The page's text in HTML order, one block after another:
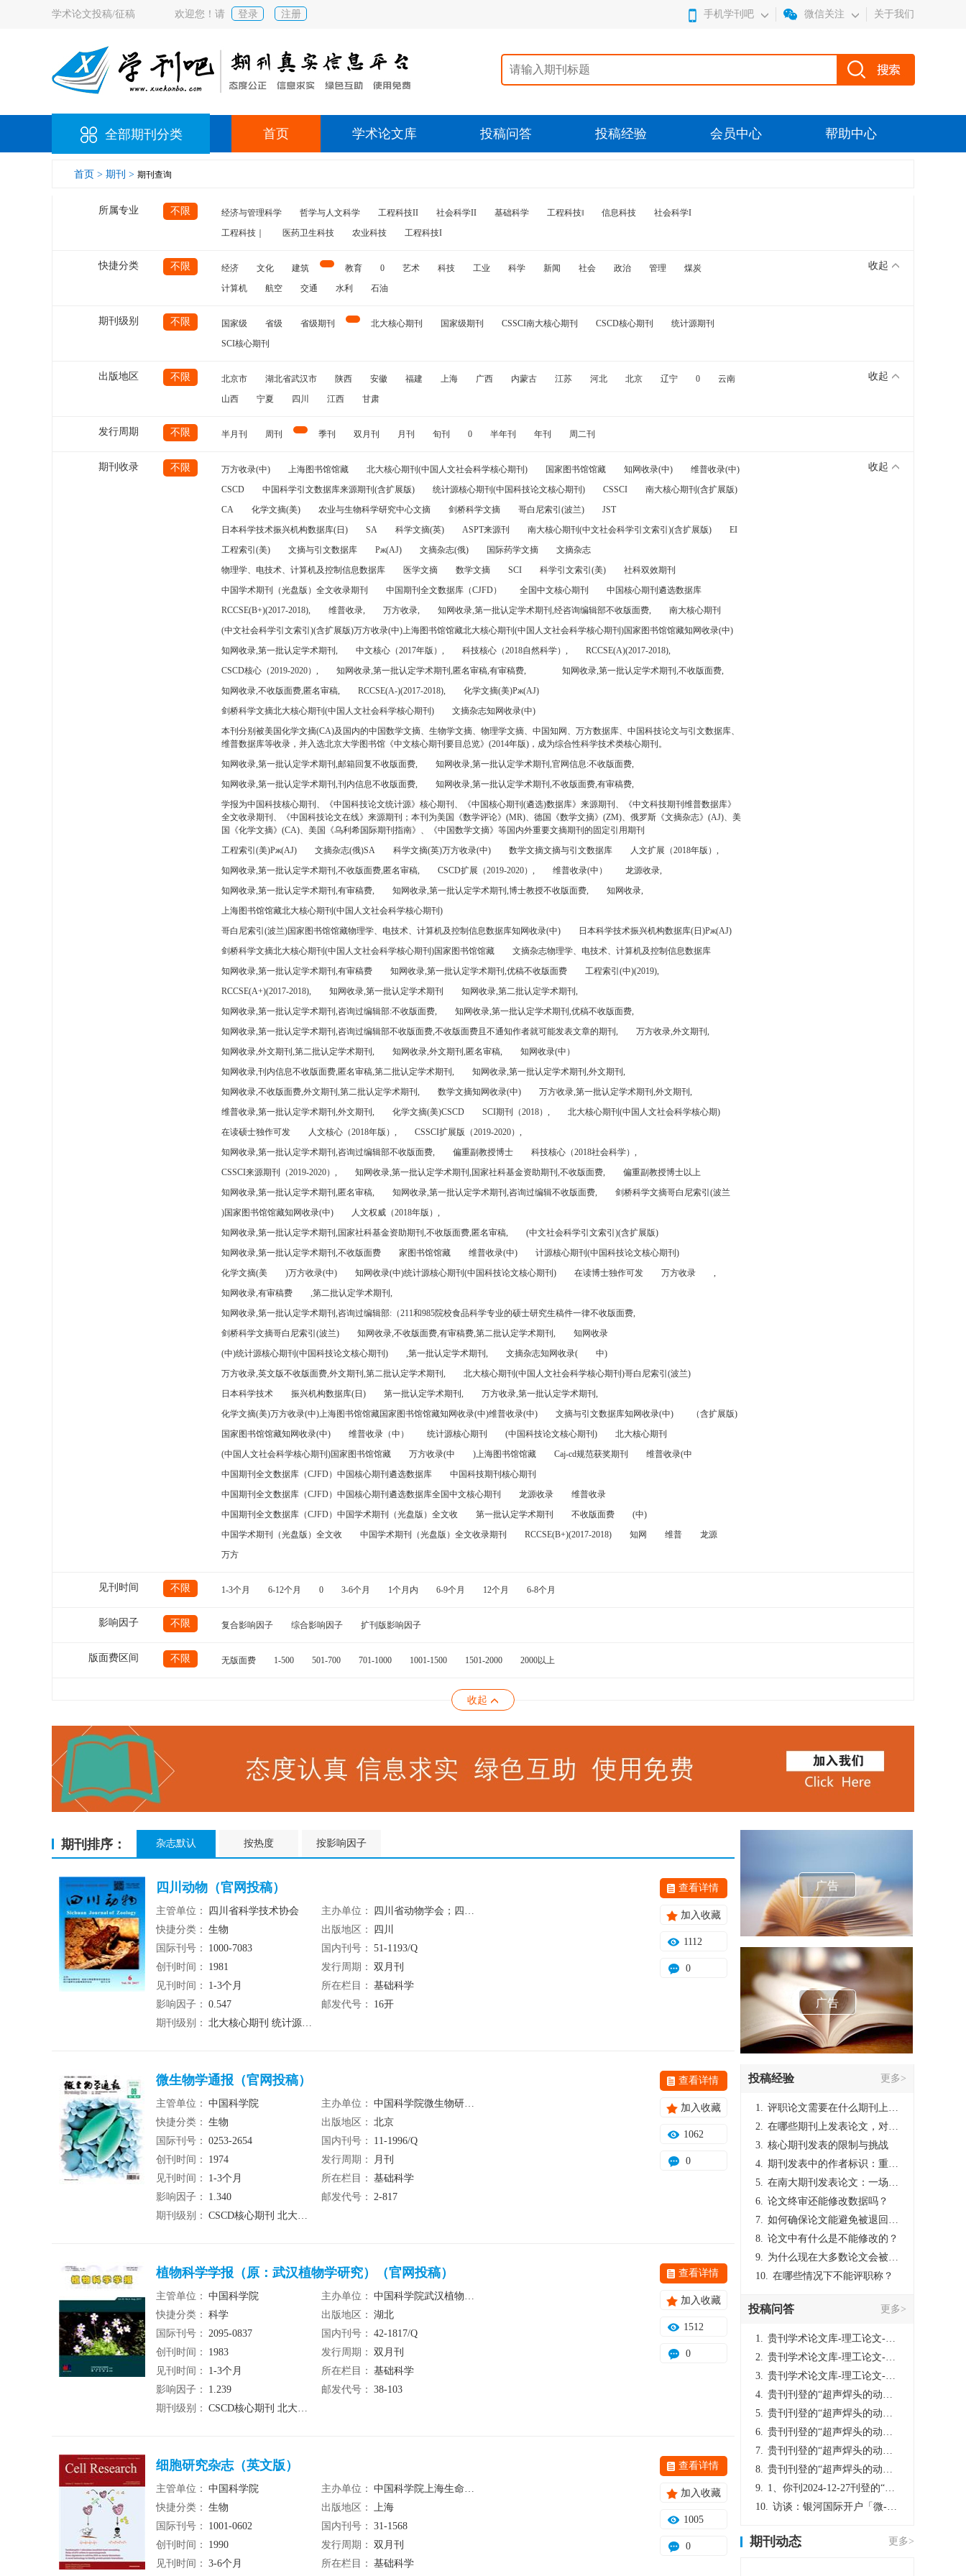
学术论文投稿/征稿 欢迎您！请 登录 注册 手机学刊吧 微信关注 关于我们
全部期刊分类 首页 学术论文库 投稿问答 投稿经验 会员中心 帮助中心
首页 > 期刊 > 期刊查询
所属专业 不限 经济与管理科学 哲学与人文科学 工程科技II 社会科学II 基础科学 工程科技‖ 信息科技
社会科学I
工程科技｜
医药卫生科技 农业科技 工程科技I
快捷分类 不限 经济 文化 建筑 教育 0 艺术 科技 工业 科学 新闻 社会 政治 管理
煤炭
计算机
航空 交通 水利 石油
收起
期刊级别 不限 国家级 省级 省级期刊 北大核心期刊 国家级期刊 CSSCI南大核心期刊 CSCD核心期刊
统计源期刊
SCI核心期刊
出版地区 不限 北京市 湖北省武汉市 陕西 安徽 福建 上海 广西 内蒙古 江苏 河北 北京 辽宁 0
云南
山西
宁夏 四川 江西 甘肃
收起
发行周期 不限 半月刊 周刊 季刊 双月刊 月刊 旬刊 0 半年刊 年刊 周二刊
期刊收录 不限 万方收录(中) 上海图书馆馆藏 北大核心期刊(中国人文社会科学核心期刊) 国家图书馆馆藏 知网收录(中)
维普收录(中)
CSCD
中国科学引文数据库来源期刊(含扩展版) 统计源核心期刊(中国科技论文核心期刊) CSSCI
南大核心期刊(含扩展版)
CA
化学文摘(美) 农业与生物科学研究中心文摘 剑桥科学文摘 哥白尼索引(波兰)
JST
日本科学技术振兴机构数据库(日)
SA 科学文摘(英) ASPT来源刊 南大核心期刊(中文社会科学引文索引)(含扩展版)
EI
工程索引(美)
文摘与引文数据库 Pж(AJ) 文摘杂志(俄) 国际药学文摘
文摘杂志
物理学、电技术、计算机及控制信息数据库
医学文摘 数学文摘 SCI 科学引文索引(美)
社科双效期刊
中国学术期刊（光盘版）全文收录期刊
中国期刊全文数据库（CJFD） 全国中文核心期刊
中国核心期刊遴选数据库
RCCSE(B+)(2017-2018),
维普收录, 万方收录, 知网收录,第一批认定学术期刊,经咨询编辑部不收版面费,
南大核心期刊
(中文社会科学引文索引)(含扩展版)万方收录(中)上海图书馆馆藏北大核心期刊(中国人文社会科学核心期刊)国家图书馆馆藏知网收录(中)
知网收录,第一批认定学术期刊,
中文核心（2017年版）, 科技核心（2018自然科学）,
RCCSE(A)(2017-2018),
CSCD核心（2019-2020）,
知网收录,第一批认定学术期刊,匿名审稿,有审稿费,
知网收录,第一批认定学术期刊,不收版面费,
知网收录,不收版面费,匿名审稿,
RCCSE(A-)(2017-2018),
化学文摘(美)Pж(AJ)
剑桥科学文摘北大核心期刊(中国人文社会科学核心期刊)
文摘杂志知网收录(中)
本刊分别被美国化学文摘(CA)及国内的中国数学文摘、生物学文摘、物理学文摘、中国知网、万方数据库、中国科技论文与引文数据库、
维普数据库等收录，并入选北京大学图书馆《中文核心期刊要目总览》(2014年版)，成为综合性科学技术类核心期刊。
知网收录,第一批认定学术期刊,邮箱回复不收版面费,
知网收录,第一批认定学术期刊,官网信息:不收版面费,
知网收录,第一批认定学术期刊,刊内信息不收版面费,
知网收录,第一批认定学术期刊,不收版面费,有审稿费,
学报为中国科技核心期刊、《中国科技论文统计源》核心期刊、《中国核心期刊(遴选)数据库》来源期刊、《中文科技期刊维普数据库》
全文收录期刊、《中国科技论文在线》来源期刊；本刊为美国《数学评论》(MR)、德国《数学文摘》(ZM)、俄罗斯《文摘杂志》(AJ)、美
国《化学文摘》(CA)、美国《乌利希国际期刊指南》、《中国数学文摘》等国内外重要文摘期刊的固定引用期刊
工程索引(美)Pж(AJ)
文摘杂志(俄)SA 科学文摘(英)万方收录(中) 数学文摘文摘与引文数据库
人文扩展（2018年版）,
知网收录,第一批认定学术期刊,不收版面费,匿名审稿,
CSCD扩展（2019-2020）, 维普收录(中）
龙源收录,
知网收录,第一批认定学术期刊,有审稿费,
知网收录,第一批认定学术期刊,博士教授不收版面费,
知网收录,
上海图书馆馆藏北大核心期刊(中国人文社会科学核心期刊)
哥白尼索引(波兰)国家图书馆馆藏物理学、电技术、计算机及控制信息数据库知网收录(中)
日本科学技术振兴机构数据库(日)Pж(AJ)
剑桥科学文摘北大核心期刊(中国人文社会科学核心期刊)国家图书馆馆藏
文摘杂志物理学、电技术、计算机及控制信息数据库
知网收录,第一批认定学术期刊,有审稿费
知网收录,第一批认定学术期刊,优稿不收版面费
工程索引(中)(2019),
RCCSE(A+)(2017-2018),
知网收录,第一批认定学术期刊
知网收录,第二批认定学术期刊,
知网收录,第一批认定学术期刊,咨询过编辑部:不收版面费,
知网收录,第一批认定学术期刊,优稿不收版面费,
知网收录,第一批认定学术期刊,咨询过编辑部不收版面费,不收版面费且不通知作者就可能发表文章的期刊,
万方收录,外文期刊,
知网收录,外文期刊,第二批认定学术期刊,
知网收录,外文期刊,匿名审稿,
知网收录(中）
知网收录,刊内信息不收版面费,匿名审稿,第二批认定学术期刊,
知网收录,第一批认定学术期刊,外文期刊,
知网收录,不收版面费,外文期刊,第二批认定学术期刊,
数学文摘知网收录(中)
万方收录,第一批认定学术期刊,外文期刊,
维普收录,第一批认定学术期刊,外文期刊,
化学文摘(美)CSCD SCI期刊（2018）,
北大核心期刊(中国人文社会科学核心期)
在读硕士独作可发
人文核心（2018年版）,
CSSCI扩展版（2019-2020）,
知网收录,第一批认定学术期刊,咨询过编辑部不收版面费,
偏重副教授博士
科技核心（2018社会科学）,
CSSCI来源期刊（2019-2020）,
知网收录,第一批认定学术期刊,国家社科基金资助期刊,不收版面费,
偏重副教授博士以上
知网收录,第一批认定学术期刊,匿名审稿,
知网收录,第一批认定学术期刊,咨询过编辑不收版面费,
剑桥科学文摘哥白尼索引(波兰
)国家图书馆馆藏知网收录(中)
人文权威（2018年版）,
知网收录,第一批认定学术期刊,国家社科基金资助期刊,不收版面费,匿名审稿,
(中文社会科学引文索引)(含扩展版)
知网收录,第一批认定学术期刊,不收版面费
家图书馆馆藏 维普收录(中)
计源核心期刊(中国科技论文核心期刊)
化学文摘(美
)万方收录(中) 知网收录(中)统计源核心期刊(中国科技论文核心期刊) 在读博士独作可发 万方收录
,
知网收录,有审稿费
,第二批认定学术期刊,
知网收录,第一批认定学术期刊,咨询过编辑部:（211和985院校食品科学专业的硕士研究生稿件一律不收版面费,
剑桥科学文摘哥白尼索引(波兰)
知网收录,不收版面费,有审稿费,第二批认定学术期刊,
知网收录
(中)统计源核心期刊(中国科技论文核心期刊)
,第一批认定学术期刊, 文摘杂志知网收录(
中)
万方收录,英文版不收版面费,外文期刊,第二批认定学术期刊,
北大核心期刊(中国人文社会科学核心期刊)哥白尼索引(波兰)
日本科学技术
振兴机构数据库(日) 第一批认定学术期刊,
万方收录,第一批认定学术期刊,
化学文摘(美)万方收录(中)上海图书馆馆藏国家图书馆馆藏知网收录(中)维普收录(中)
文摘与引文数据库知网收录(中)
（含扩展版)
国家图书馆馆藏知网收录(中)
维普收录（中） 统计源核心期刊 (中国科技论文核心期刊)
北大核心期刊
(中国人文社会科学核心期刊)国家图书馆馆藏
万方收录(中 )上海图书馆馆藏 Caj-cd规范获奖期刊
维普收录(中
中国期刊全文数据库（CJFD）中国核心期刊遴选数据库
中国科技期刊核心期刊
中国期刊全文数据库（CJFD）中国核心期刊遴选数据库全国中文核心期刊
龙源收录
维普收录
中国期刊全文数据库（CJFD）中国学术期刊（光盘版）全文收
第一批认定学术期刊 不收版面费
(中)
中国学术期刊（光盘版）全文收
中国学术期刊（光盘版）全文收录期刊 RCCSE(B+)(2017-2018) 知网 维普
龙源
万方
收起
见刊时间 不限 1-3个月 6-12个月 0 3-6个月 1个月内 6-9个月 12个月 6-8个月
影响因子 不限 复合影响因子 综合影响因子 扩刊版影响因子
版面费区间 不限 无版面费 1-500 501-700 701-1000 1001-1500 1501-2000 2000以上
收起
期刊排序： 杂志默认 按热度 按影响因子
四川动物（官网投稿）
主管单位： 四川省科学技术协会 主办单位：
四川省动物学会；四川省野生动物保护协会；四川大学；成都大熊猫繁育基金会
快捷分类： 生物 出版地区：
四川
国际刊号：
1000-7083 国内刊号： 51-1193/Q
创刊时间：
1981 发行周期： 双月刊
见刊时间：
1-3个月 所在栏目： 基础科学
影响因子： 0.547 邮发代号：
16开
期刊级别： 北大核心期刊 统计源期刊
查看详情
加入收藏
1112
0
微生物学通报（官网投稿）
主管单位： 中国科学院 主办单位： 中国科学院微生物研究所 中国微生物学会
快捷分类： 生物 出版地区： 北京
国际刊号： 0253-2654 国内刊号：
11-1996/Q
创刊时间：
1974 发行周期：
月刊
见刊时间：
1-3个月 所在栏目： 基础科学
影响因子：
1.340 邮发代号： 2-817
期刊级别： CSCD核心期刊 北大核心期刊 统计源期刊
查看详情
加入收藏
1062
0
植物科学学报（原：武汉植物学研究）（官网投稿）
主管单位： 中国科学院 主办单位： 中国科学院武汉植物园 湖北省植物学会
快捷分类： 科学 出版地区： 湖北
国际刊号： 2095-0837 国内刊号： 42-1817/Q
创刊时间：
1983 发行周期： 双月刊
见刊时间：
1-3个月 所在栏目： 基础科学
影响因子：
1.239 邮发代号： 38-103
期刊级别： CSCD核心期刊 北大核心期刊 统计源期刊
查看详情
加入收藏
1512
0
细胞研究杂志（英文版）
主管单位： 中国科学院 主办单位： 中国科学院上海生命科学研究院生物化学与细胞生物学研究所、中国细胞生物学会
快捷分类： 生物 出版地区： 上海
国际刊号：
1001-0602 国内刊号： 31-1568
创刊时间：
1990 发行周期： 双月刊
见刊时间： 3-6个月 所在栏目： 基础科学
查看详情
加入收藏
1005
0
广告
广告
投稿经验 更多>
1. 评职论文需要在什么期刊上发表？
2. 在哪些期刊上发表论文，对考研有优势？
3. 核心期刊发表的限制与挑战
4. 期刊发表中的作者标识：重要性与实践
5. 在南大期刊发表论文：一场知识探索与学术成就的旅程
6. 论文终审还能修改数据吗？
7. 如何确保论文能避免被退回：关键条件与策略
8. 论文中有什么是不能修改的？
9. 为什么现在大多数论文会被评判为AI撰写？（深度剖析查重机制下的困境与出路）
10. 在哪些情况下不能评职称？
投稿问答 更多>
1. 贵刊学术论文库-理工论文-第16页刊登的“超声焊头的动力学分析与优化设计”，作者lizhiwei，时间2024-12-27，该论文由我本人在机电工程技术2024年第10期公开发表，lizhiwei并非本人，请将文章删除，消除影响，谢谢！
2. 贵刊学术论文库-理工论文-第16页刊登的“超声焊头的动力学分析与优化设计”，作者lizhiwei，时间2024-12-27，该论文由我本人在机电工程技术2024年第10期公开发表，lizhiwei并非本人，请将文章删除，消除影响，谢谢！
3. 贵刊学术论文库-理工论文-第16页刊登的“超声焊头的动力学分析与优化设计”，作者lizhiwei，时间2024-12-27，该论文由我本人在机电工程技术2024年第10期公开发表，lizhiwei并非本人，请将文章删除，消除影响，谢谢！
4. 贵刊刊登的“超声焊头的动力学分析与优化设计”，作者lizhiwei，时间2024-12-27，该论文由我本人在机电工程技术2024年第10期公开发表，lizhiwei并非本人，请将文章删除，消除影响，谢谢！
5. 贵刊刊登的“超声焊头的动力学分析与优化设计”，作者lizhiwei，时间2024-12-27，该论文由我本人在机电工程技术2024年第10期公开发表，lizhiwei并非本人，请将文章删除，消除影响，谢谢！
6. 贵刊刊登的“超声焊头的动力学分析与优化设计”，作者lizhiwei，时间2024-12-27，该论文由我本人在机电工程技术2024年第10期公开发表，lizhiwei并非本人，请将文章删除，消除影响，谢谢！
7. 贵刊刊登的“超声焊头的动力学分析与优化设计”，作者lizhiwei，时间2024-12-27，该论文由我本人在机电工程技术2024年第10期公开发表，lizhiwei并非本人，请将文章删除，消除影响，谢谢！
8. 贵刊刊登的“超声焊头的动力学分析与优化设计”，作者lizhiwei，时间2024-12-27，该论文由我本人在机电工程技术2024年第10期公开发表，lizhiwei并非本人，请将文章删除，消除影响，谢谢！
9. 1、你刊2024-12-27刊登的“超声焊头的动力学分析与优化设计论文”，是由我本人在“机电工程技术”，在2024年第10期公开发表的，而本刊转载“lizhiwei”非本人操作，请尽快将其删除，消除不良影响。
10. 访谈：银河国际开户「微-97905670-信」上分客服开户电话在线注册现场经理。机械文明荒野生存游戏《荒野起源》超新星测试将于12月18日上午10点正式开启!本次测试资格已陆续发放!各位拓荒者们准备好了么。
期刊动态 更多>